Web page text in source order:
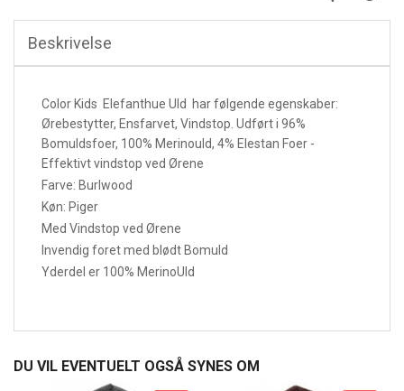
Beskrivelse
Color Kids Elefanthue Uld har følgende egenskaber:
Ørebestytter, Ensfarvet, Vindstop. Udført i 96%
Bomuldsfoer, 100% Merinould, 4% Elestan Foer -
Effektivt vindstop ved Ørene
Farve: Burlwood
Køn: Piger
Med Vindstop ved Ørene
Invendig foret med blødt Bomuld
Yderdel er 100% MerinoUld
DU VIL EVENTUELT OGSÅ SYNES OM